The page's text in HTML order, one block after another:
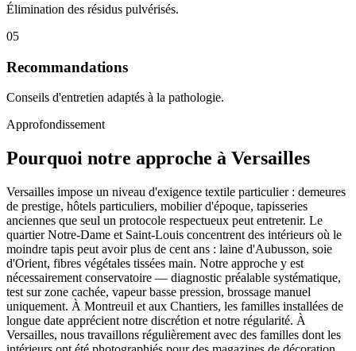
Élimination des résidus pulvérisés.
05
Recommandations
Conseils d'entretien adaptés à la pathologie.
Approfondissement
Pourquoi notre approche à Versailles
Versailles impose un niveau d'exigence textile particulier : demeures
de prestige, hôtels particuliers, mobilier d'époque, tapisseries
anciennes que seul un protocole respectueux peut entretenir. Le
quartier Notre-Dame et Saint-Louis concentrent des intérieurs où le
moindre tapis peut avoir plus de cent ans : laine d'Aubusson, soie
d'Orient, fibres végétales tissées main. Notre approche y est
nécessairement conservatoire — diagnostic préalable systématique,
test sur zone cachée, vapeur basse pression, brossage manuel
uniquement. À Montreuil et aux Chantiers, les familles installées de
longue date apprécient notre discrétion et notre régularité. À
Versailles, nous travaillons régulièrement avec des familles dont les